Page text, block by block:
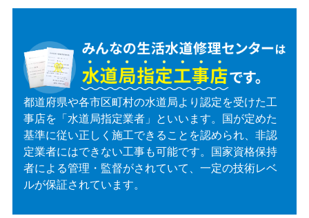
都道府県や各市区町村の水道局より認定を受けた工
事店を「水道局指定業者」といいます。国が定めた
基準に従い正しく施工できることを認められ、非認
定業者にはできない工事も可能です。国家資格保持
者による管理・監督がされていて、一定の技術レベ
ルが保証されています。